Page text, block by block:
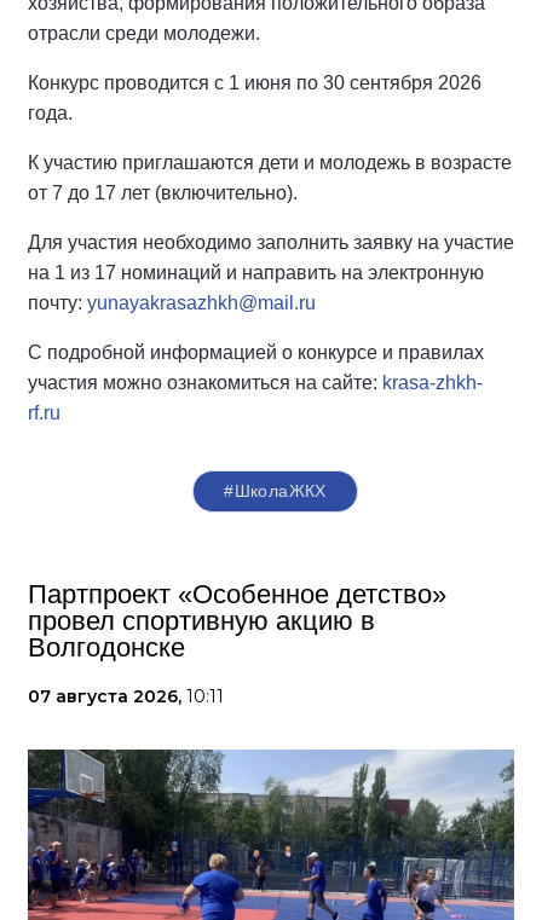
отрасли среди молодежи.
Конкурс проводится с 1 июня по 30 сентября 2026
года.
К участию приглашаются дети и молодежь в возрасте
от 7 до 17 лет (включительно).
Для участия необходимо заполнить заявку на участие
на 1 из 17 номинаций и направить на электронную
почту: yunayakrasazhkh@mail.ru
С подробной информацией о конкурсе и правилах
участия можно ознакомиться на сайте: krasa-zhkh-
rf.ru
#ШколаЖКХ
Партпроект «Особенное детство»
провел спортивную акцию в
Волгодонске
07 августа 2026, 10:11